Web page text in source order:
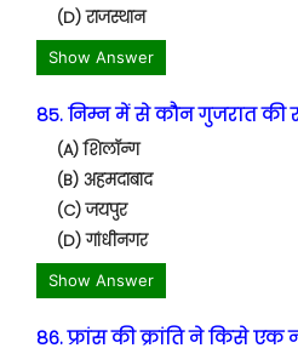
(D) राजस्थान
Show Answer
85. निम्न में से कौन गुजरात की
(A) शिलॉन्ग
(B) अहमदाबाद
(C) जयपुर
(D) गांधीनगर
Show Answer
86. फ्रांस की क्रांति ने किसे एक